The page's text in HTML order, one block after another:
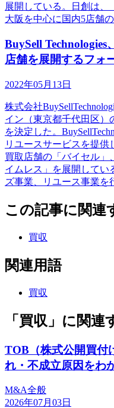
展開している。日創は、
大阪を中心に国内5店舗
BuySell
店舗を展開するフォ
2022年05月13日
株式会社
イン（東京都千代田区）
を決定した。
リユースサービスを提供
買取店舗の「バイセル」
イムレス」を展開してい
ズ事業、リユース事業を
この記事に関連
買収
関連用語
買収
「買収」に関連
TOB（株式公開買付
れ・不成立原因をわ
M&A全般
2026年07月03日